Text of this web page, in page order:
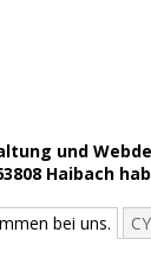
und
Haibach
bei uns.